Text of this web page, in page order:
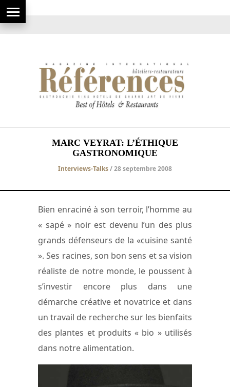
MARC VEYRAT: L’ÉTHIQUE
GASTRONOMIQUE
Interviews-Talks/ 28 septembre 2008
Bien enraciné à son terroir, l’homme au
« sapé » noir est devenu l’un des plus
grands défenseurs de la «cuisine santé
». Ses racines, son bon sens et sa vision
réaliste de notre monde, le poussent à
s’investir encore plus dans une
démarche créative et novatrice et dans
un travail de recherche sur les bienfaits
des plantes et produits « bio » utilisés
dans notre alimentation.